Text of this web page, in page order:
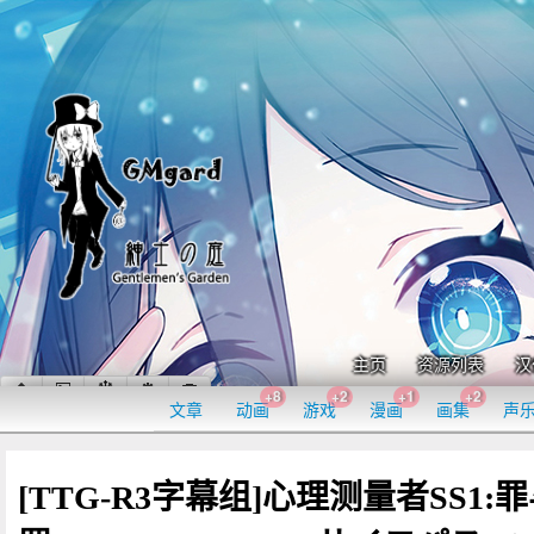
主页 资源列表
文章 动画
+8
游戏
+2
漫画
+1
画集
+2
声
[TTG-R3字幕组]心理测量者SS1: